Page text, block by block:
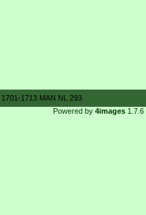
1701-1713 MAN NL 293
Powered by 4images1.7.6